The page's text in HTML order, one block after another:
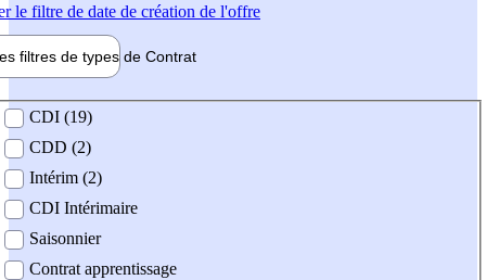
le filtre de date de création de l'offre
filtres de types de Contrat
contrat
CDI (19)
CDD (2)
Intérim (2)
CDI Intérimaire
Saisonnier
Contrat apprentissage